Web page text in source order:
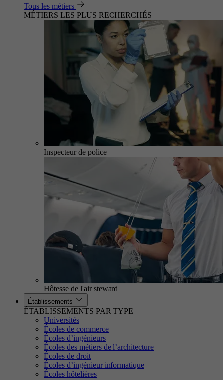
Tous les métiers
MÉTIERS LES PLUS RECHERCHÉS
Inspecteur de police
Hôtesse de l'air steward
Établissements
ÉTABLISSEMENTS PAR TYPE
Universités
Écoles de commerce
Écoles d’ingénieurs
Écoles des métiers de l’architecture
Écoles de droit
Écoles d’ingénieur informatique
Écoles hôtelières